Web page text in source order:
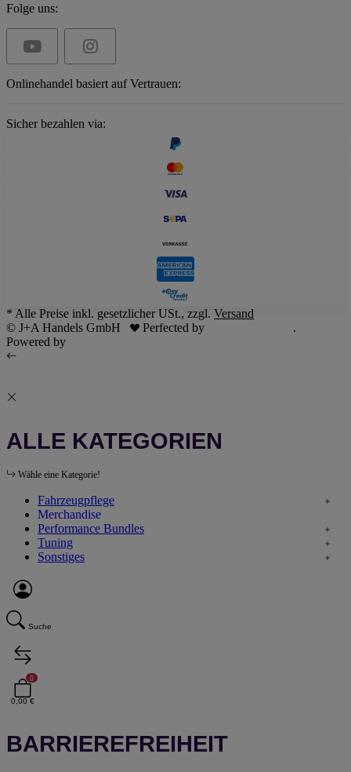
Folge uns:
Onlinehandel basiert auf Vertrauen:
Sicher bezahlen via:
* Alle Preise inkl. gesetzlicher USt., zzgl. Versand
© J+A Handels GmbH
Perfected by
.
Powered by
ALLE KATEGORIEN
Wähle eine Kategorie!
Fahrzeugpflege
Merchandise
Performance Bundles
Tuning
Sonstiges
Suche
0
0,00 €
BARRIEREFREIHEIT